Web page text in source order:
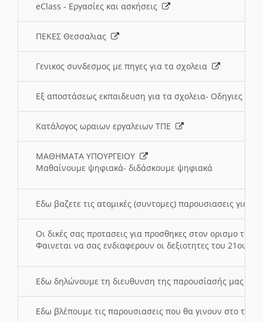
eClass - Εργασίες και ασκήσεις
ΠΕΚΕΣ Θεσσαλιας
Γενικος συνδεσμος με πηγες για τα σχολεια
Εξ αποστάσεως εκπαιδευση για τα σχολεια- Οδηγιες
Κατάλογος ωραιων εργαλειων ΤΠΕ
ΜΑΘΗΜΑΤΑ ΥΠΟΥΡΓΕΙΟΥ
Μαθαίνουμε ψηφιακά- διδάσκουμε ψηφιακά
Εδω βαζετε τις ατομικές (συντομες) παρουσιασεις για
Οι δικές σας προτασεις για προσθηκες στον ορισμο
Φαινεται να σας ενδιαφερουν οι δεξιοτητες του 21ου
Εδω δηλώνουμε τη διευθυνση της παρουσίασής μας
Εδω βλέπουμε τις παρουσιασεις που θα γινουν στο